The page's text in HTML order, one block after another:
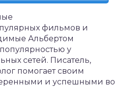
фильмов и
Альбертом
у
сетей. Писатель,
помогает своим
и успешными во